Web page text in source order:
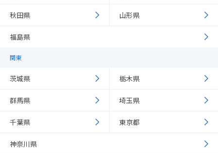
秋田県 山形県
福島県
関東
茨城県 栃木県
群馬県 埼玉県
千葉県 東京都
神奈川県